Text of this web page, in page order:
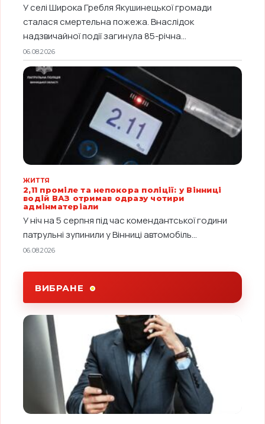
У селі Широка Гребля Якушинецької громади
сталася смертельна пожежа. Внаслідок
надзвичайної події загинула 85-річна...
06.08.2026
ЖИТТЯ
2,11 проміле та непокора поліції: у Вінниці
водій ВАЗ отримав одразу чотири
адмінматеріали
У ніч на 5 серпня під час комендантської години
патрульні зупинили у Вінниці автомобіль...
06.08.2026
ВИБРАНЕ